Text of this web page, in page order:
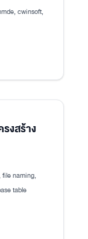
cwinsoft,
งสร้าง
naming,
table